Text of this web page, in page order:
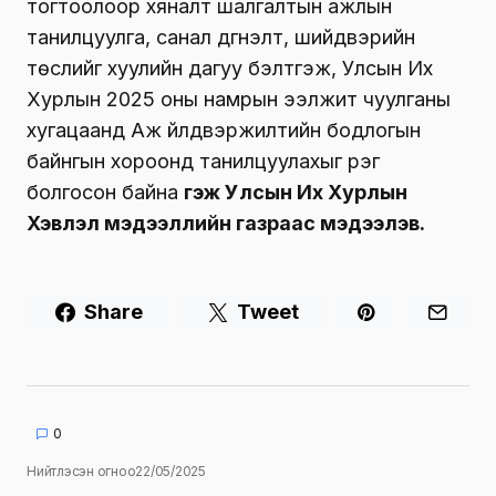
тогтоолоор хяналт шалгалтын ажлын
танилцуулга, санал дүгнэлт, шийдвэрийн
төслийг хуулийн дагуу бэлтгэж, Улсын Их
Хурлын 2025 оны намрын ээлжит чуулганы
хугацаанд Аж үйлдвэржилтийн бодлогын
байнгын хороонд танилцуулахыг үүрэг
болгосон байна гэж Улсын Их Хурлын
Хэвлэл мэдээллийн газраас мэдээлэв.
Share Tweet
0
Нийтлэсэн огноо22/05/2025